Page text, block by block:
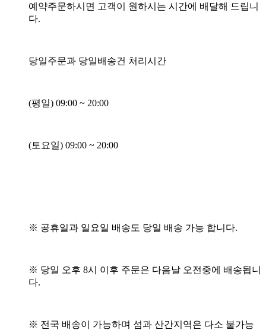
예약주문하시면 고객이 원하시는 시간에 배달해 드립니
다.
당일주문과 당일배송건 처리시간
(평일) 09:00 ~ 20:00
(토요일) 09:00 ~ 20:00
※ 공휴일과 일요일 배송도 당일 배송 가능 합니다.
※ 당일 오후 8시 이후 주문은 다음날 오전중에 배송됩니
다.
※ 전국 배송이 가능하며 섬과 산간지역은 다소 불가능